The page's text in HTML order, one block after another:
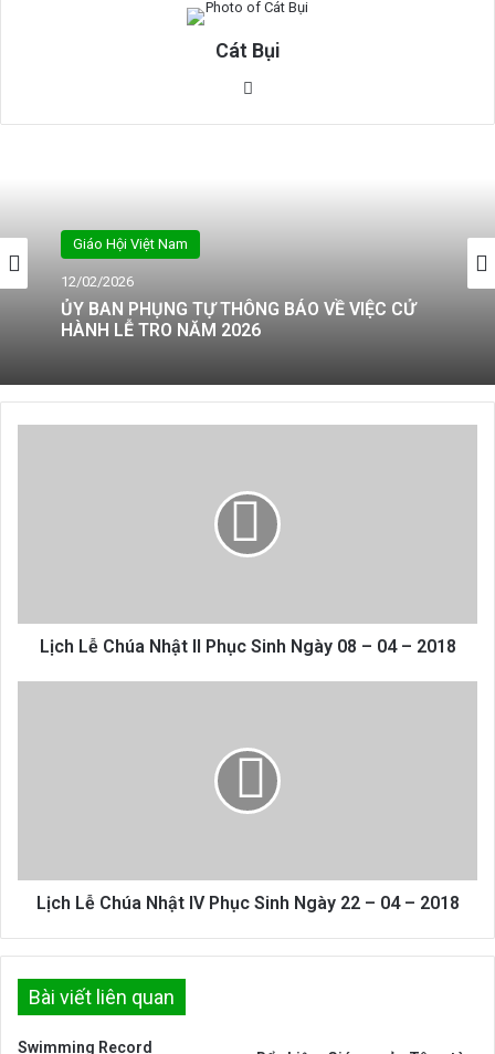
Cát Bụi
Giáo Hội Việt Nam
12/02/2026
ỦY BAN PHỤNG TỰ THÔNG BÁO VỀ VIỆC CỬ
HÀNH LỄ TRO NĂM 2026
08
Lịch Lễ Chúa Nhật II Phục Sinh Ngày 08 – 04 – 2018
22
Lịch Lễ Chúa Nhật IV Phục Sinh Ngày 22 – 04 – 2018
Bài viết liên quan
Swimming Record